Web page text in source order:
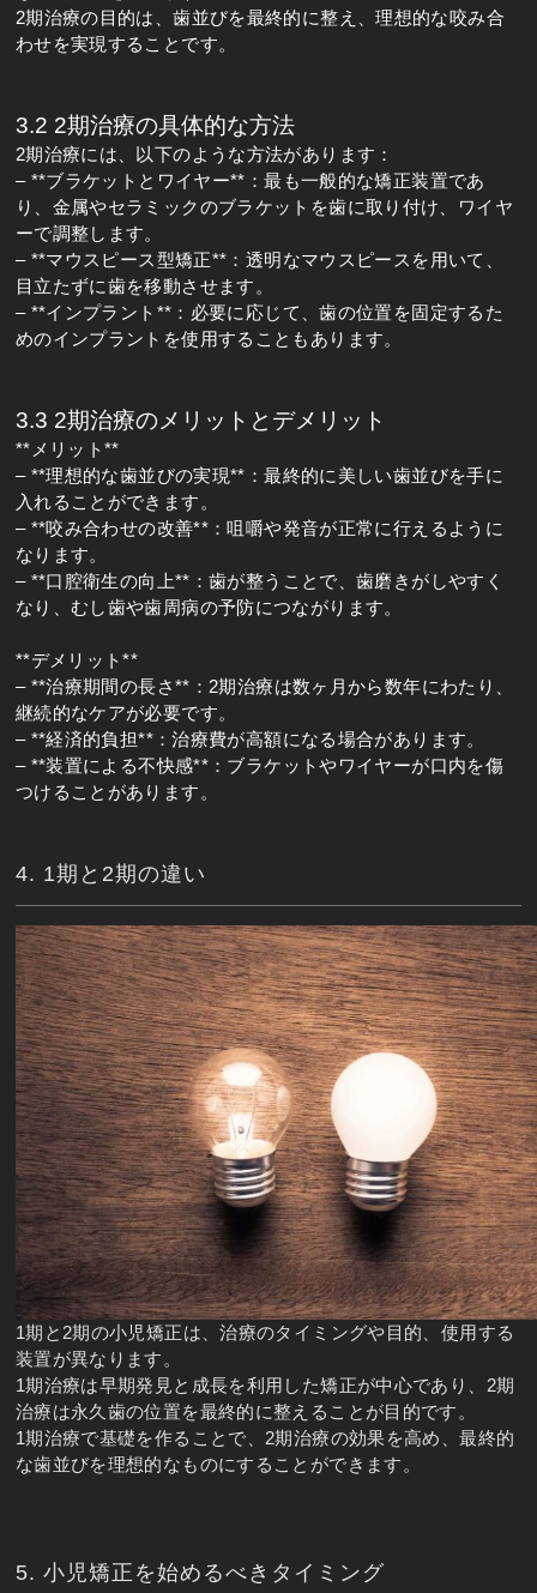
2期治療の目的は、歯並びを最終的に整え、理想的な咬み合
わせを実現することです。
3.2 2期治療の具体的な方法
2期治療には、以下のような方法があります：
– **ブラケットとワイヤー**：最も一般的な矯正装置であ
り、金属やセラミックのブラケットを歯に取り付け、ワイヤ
ーで調整します。
– **マウスピース型矯正**：透明なマウスピースを用いて、
目立たずに歯を移動させます。
– **インプラント**：必要に応じて、歯の位置を固定するた
めのインプラントを使用することもあります。
3.3 2期治療のメリットとデメリット
**メリット**
– **理想的な歯並びの実現**：最終的に美しい歯並びを手に
入れることができます。
– **咬み合わせの改善**：咀嚼や発音が正常に行えるように
なります。
– **口腔衛生の向上**：歯が整うことで、歯磨きがしやすく
なり、むし歯や歯周病の予防につながります。
**デメリット**
– **治療期間の長さ**：2期治療は数ヶ月から数年にわたり、
継続的なケアが必要です。
– **経済的負担**：治療費が高額になる場合があります。
– **装置による不快感**：ブラケットやワイヤーが口内を傷
つけることがあります。
4. 1期と2期の違い
1期と2期の小児矯正は、治療のタイミングや目的、使用する
装置が異なります。
1期治療は早期発見と成長を利用した矯正が中心であり、2期
治療は永久歯の位置を最終的に整えることが目的です。
1期治療で基礎を作ることで、2期治療の効果を高め、最終的
な歯並びを理想的なものにすることができます。
5. 小児矯正を始めるべきタイミング